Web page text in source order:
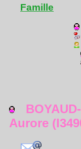
Famille
Aurore